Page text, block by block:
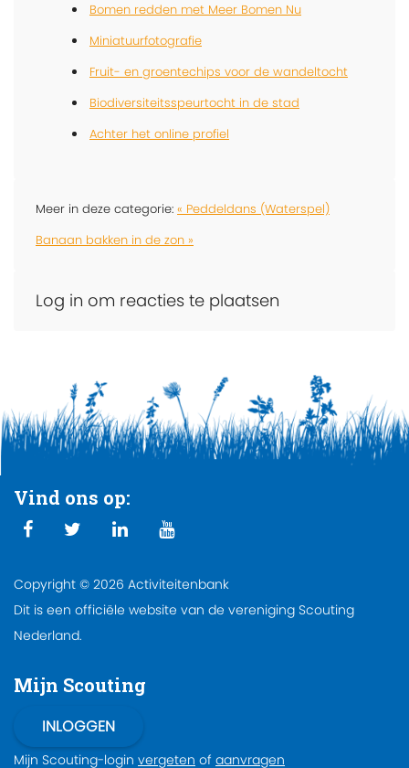
Bomen redden met Meer Bomen Nu
Miniatuurfotografie
Fruit- en groentechips voor de wandeltocht
Biodiversiteitsspeurtocht in de stad
Achter het online profiel
Meer in deze categorie: « Peddeldans (Waterspel)
Banaan bakken in de zon »
Log in om reacties te plaatsen
Vind ons op:
Copyright © 2026 Activiteitenbank
Dit is een officiële website van de vereniging Scouting
Nederland.
Mijn Scouting
Mijn Scouting-login vergeten of aanvragen